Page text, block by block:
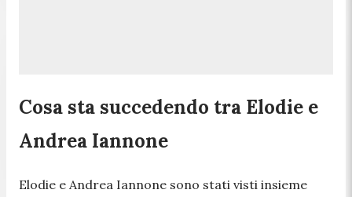
Cosa sta succedendo tra Elodie e
Andrea Iannone
Elodie e Andrea Iannone sono stati visti insieme